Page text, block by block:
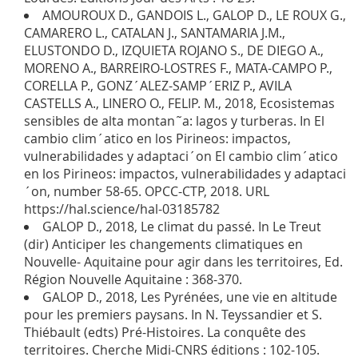
AMOUROUX D., GANDOIS L., GALOP D., LE ROUX G.,
CAMARERO L., CATALAN J., SANTAMARIA J.M.,
ELUSTONDO D., IZQUIETA ROJANO S., DE DIEGO A.,
MORENO A., BARREIRO-LOSTRES F., MATA-CAMPO P.,
CORELLA P., GONZ´ALEZ-SAMP´ERIZ P., AVILA
CASTELLS A., LINERO O., FELIP. M., 2018, Ecosistemas
sensibles de alta montan˜a: lagos y turberas. In El
cambio clim´atico en los Pirineos: impactos,
vulnerabilidades y adaptaci´on El cambio clim´atico
en los Pirineos: impactos, vulnerabilidades y adaptaci
´on, number 58-65. OPCC-CTP, 2018. URL
https://hal.science/hal-03185782
GALOP D., 2018, Le climat du passé. In Le Treut
(dir) Anticiper les changements climatiques en
Nouvelle- Aquitaine pour agir dans les territoires, Ed.
Région Nouvelle Aquitaine : 368-370.
GALOP D., 2018, Les Pyrénées, une vie en altitude
pour les premiers paysans. In N. Teyssandier et S.
Thiébault (edts) Pré-Histoires. La conquête des
territoires. Cherche Midi-CNRS éditions : 102-105.